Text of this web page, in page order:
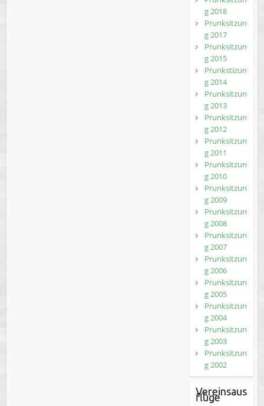
g 2018
Prunksitzun
g 2017
Prunksitzun
g 2015
Prunkstizun
g 2014
Prunksitzun
g 2013
Prunksitzun
g 2012
Prunksitzun
g 2011
Prunksitzun
g 2010
Prunksitzun
g 2009
Prunksitzun
g 2008
Prunksitzun
g 2007
Prunksitzun
g 2006
Prunksitzun
g 2005
Prunksitzun
g 2004
Prunksitzun
g 2003
Prunksitzun
g 2002
Vereinsaus
flüge